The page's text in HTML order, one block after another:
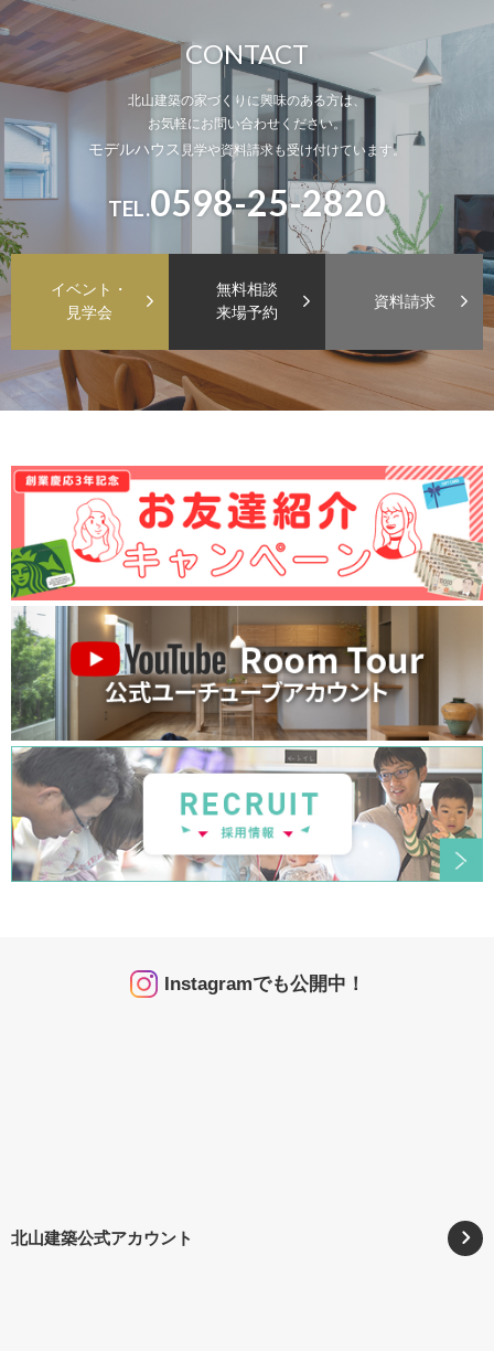
CONTACT
北山建築の家づくりに興味のある方は、
お気軽にお問い合わせください。
モデルハウス 見学や資料請求も受け付けています。
TEL.0598-25-2820
イベント・
見学会
無料相談
来場予約
資料請求
Instagramでも公開中！
北山建築公式アカウント